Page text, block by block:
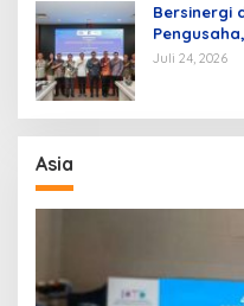
Bersinergi
Tanjung
Juli 24, 2026
Asia